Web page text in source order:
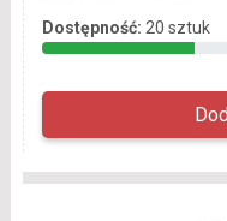
Dostępność: 20 sztuk